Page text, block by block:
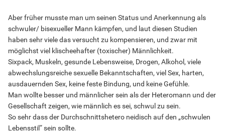
Aber früher musste man um seinen Status und Anerkennung als
schwuler/ bisexueller Mann kämpfen, und laut diesen Studien
haben sehr viele das versucht zu kompensieren, und zwar mit
möglichst viel klischeehafter (toxischer) Männlichkeit.
Sixpack, Muskeln, gesunde Lebensweise, Drogen, Alkohol, viele
abwechslungsreiche sexuelle Bekanntschaften, viel Sex, harten,
ausdauernden Sex, keine feste Bindung, und keine Gefühle.
Man wollte besser und männlicher sein als der Heteromann und der
Gesellschaft zeigen, wie männlich es sei, schwul zu sein.
So sehr dass der Durchschnittshetero neidisch auf den „schwulen
Lebensstil“ sein sollte.